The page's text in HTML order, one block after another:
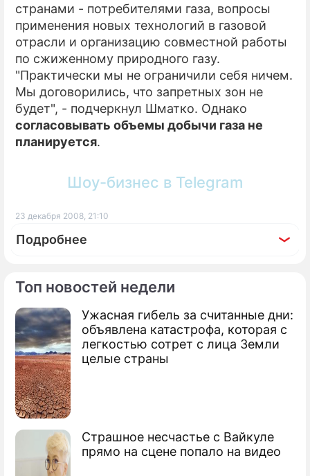
Топ новостей недели
Ужасная гибель за считанные дни:
объявлена катастрофа, которая с
легкостью сотрет с лица Земли
целые страны
Страшное несчастье с Вайкуле
прямо на сцене попало на видео
странами - потребителями газа, вопросы
применения новых технологий в газовой
отрасли и организацию совместной работы
по сжиженному природного газу.
"Практически мы не ограничили себя ничем.
Мы договорились, что запретных зон не
будет", - подчеркнул Шматко. Однако
согласовывать объемы добычи газа не
планируется.
Шоу-бизнес в Telegram
23 декабря 2008, 21:10
Подробнее
По теме
Продолжение: Нефть вернет
утраченные позиции
Ющенко хочет сбить цену на газ
Цены на нефть проигнорировали ОПЕК